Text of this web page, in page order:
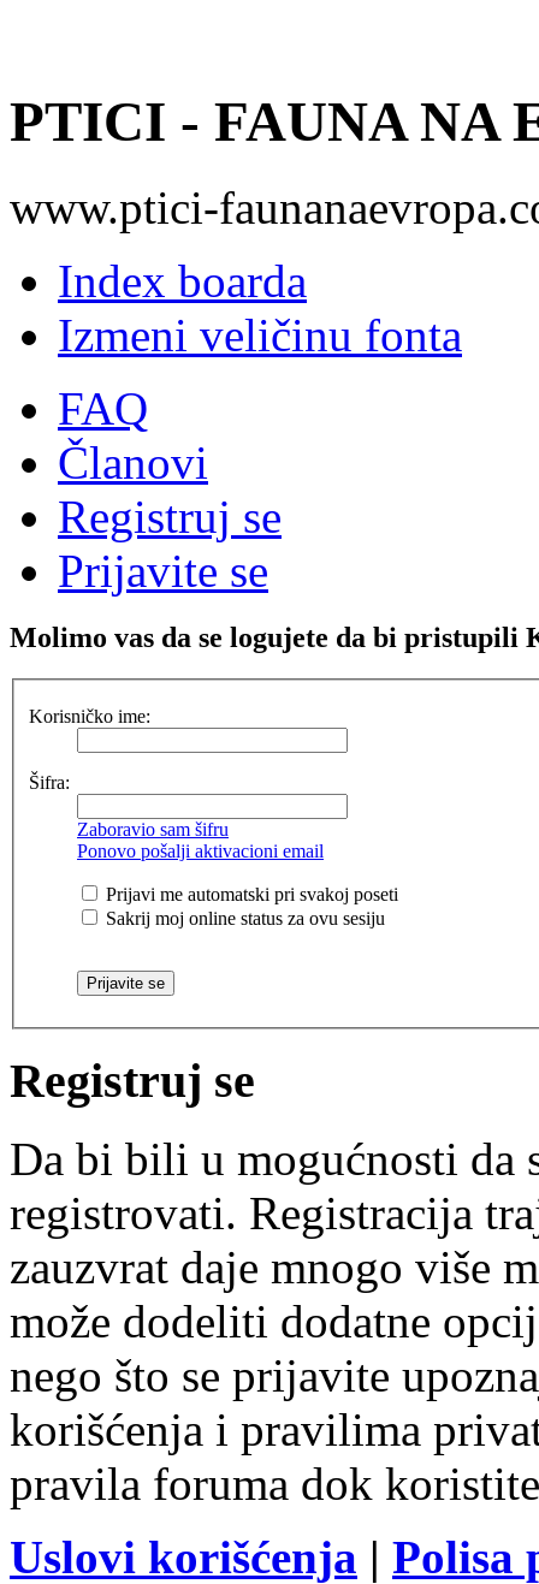
PTICI - FAUNA NA
www.ptici-
Index boarda
Izmeni veličinu fonta
FAQ
Članovi
Registruj se
Prijavite se
Molimo vas da se logujete da bi
Korisničko ime:
Šifra:
Zaboravio sam šifru
Ponovo pošalji aktivacioni email
Prijavi me automatski pri svakoj poseti
Sakrij moj online status za ovu sesiju
Registruj se
Da bi bili u mogućnosti da
registrovati. Registracija
zauzvrat daje mnogo više
može dodeliti dodatne
nego što se prijavite
korišćenja i pravilima
pravila foruma dok
Uslovi korišćenja | Polisa